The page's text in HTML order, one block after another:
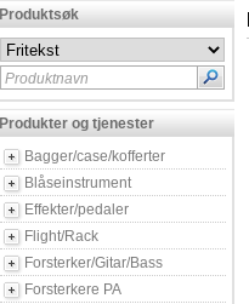
Produktsøk
Produktnavn
Produkter og tjenester
Bagger/case/kofferter
Blåseinstrument
Effekter/pedaler
Flight/Rack
Forsterker/Gitar/Bass
Forsterkere PA